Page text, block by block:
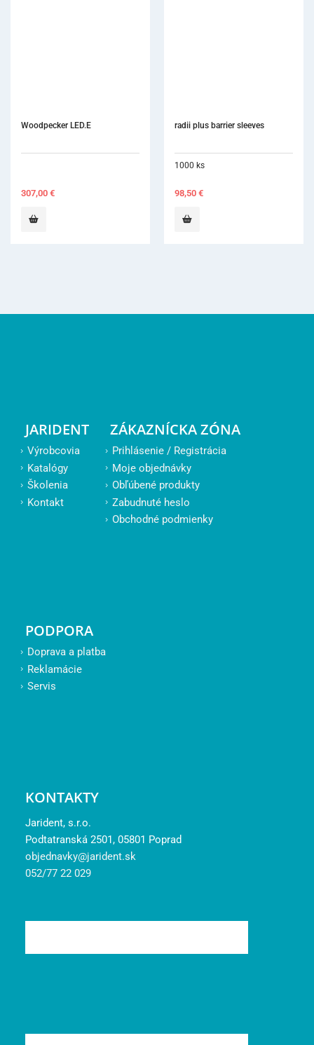
Woodpecker LED.E
307,00 €
radii plus barrier sleeves
1000 ks
98,50 €
JARIDENT
Výrobcovia
Katalógy
Školenia
Kontakt
ZÁKAZNÍCKA ZÓNA
Prihlásenie / Registrácia
Moje objednávky
Obľúbené produkty
Zabudnuté heslo
Obchodné podmienky
PODPORA
Doprava a platba
Reklamácie
Servis
KONTAKTY
Jarident, s.r.o.
Podtatranská 2501, 05801 Poprad
objednavky@jarident.sk
052/77 22 029